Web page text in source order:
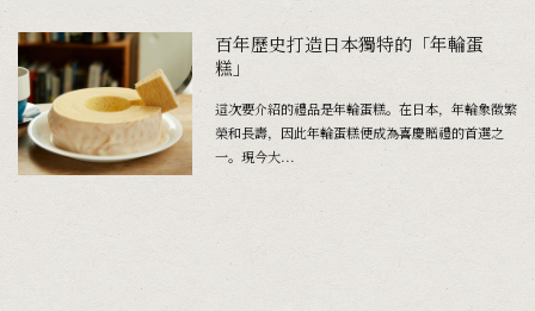
百年歷史打造日本獨特的「年輪蛋
糕」
這次要介紹的禮品是年輪蛋糕。在日本，年輪象徵繁
榮和長壽，因此年輪蛋糕便成為喜慶贈禮的首選之
一。現今大...